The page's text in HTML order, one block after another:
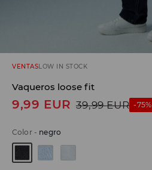
VENTASLOW IN STOCK
Vaqueros loose fit
9,99 EUR 39,99 EUR -75%
Color- negro